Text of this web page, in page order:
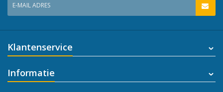
E-MAIL ADRES
Klantenservice
Informatie